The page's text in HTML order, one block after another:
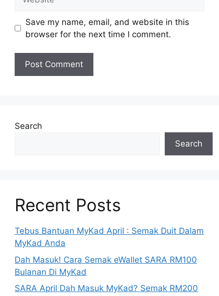
Save my name, email, and website in this
browser for the next time I comment.
Search
Search
Recent Posts
Tebus Bantuan MyKad April : Semak Duit Dalam
MyKad Anda
Dah Masuk! Cara Semak eWallet SARA RM100
Bulanan Di MyKad
SARA April Dah Masuk MyKad? Semak RM200